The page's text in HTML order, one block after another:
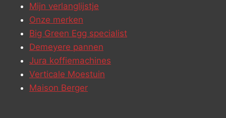
Mijn verlanglijstje
Onze merken
Big Green Egg specialist
Demeyere pannen
Jura koffiemachines
Verticale Moestuin
Maison Berger